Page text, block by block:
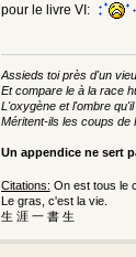
pour le livre VI:
Assieds toi près d'un
Et compare le à la race
L'oxygène et l'ombre qu'il
Méritent-ils les coups de
Un appendice ne sert
Citations: On est tous le
Le gras, c'est la vie.
生 涯 一 書 生